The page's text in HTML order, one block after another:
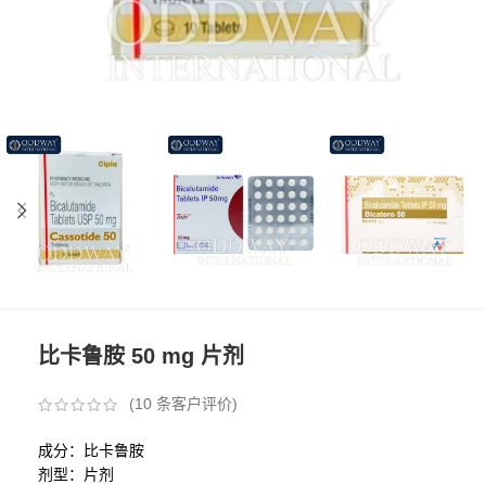
比卡鲁胺 50 mg 片剂
(10 条客户评价)
成分：比卡鲁胺
剂型：片剂